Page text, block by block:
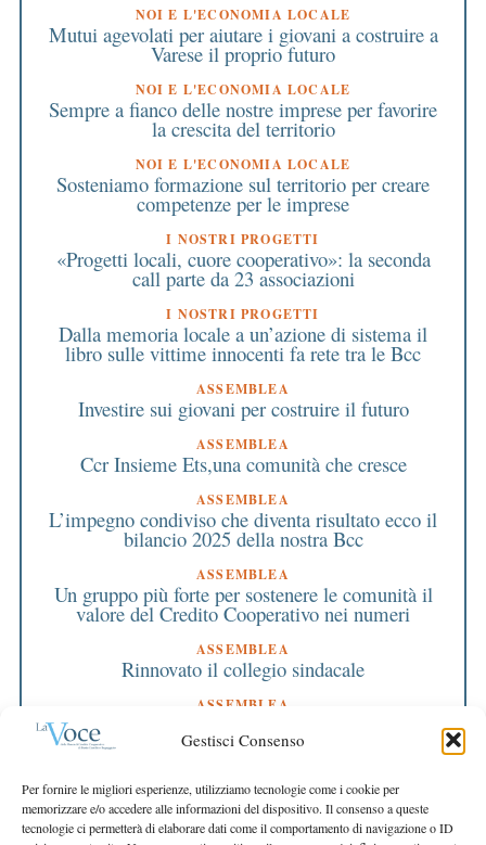
Gestisci Consenso
Per fornire le migliori esperienze, utilizziamo tecnologie come i cookie per
memorizzare e/o accedere alle informazioni del dispositivo. Il consenso a queste
tecnologie ci permetterà di elaborare dati come il comportamento di navigazione o ID
NOI E L'ECONOMIA LOCALE
Mutui agevolati per aiutare i giovani a costruire a
Varese il proprio futuro
NOI E L'ECONOMIA LOCALE
Sempre a fianco delle nostre imprese per favorire
la crescita del territorio
NOI E L'ECONOMIA LOCALE
Sosteniamo formazione sul territorio per creare
competenze per le imprese
I NOSTRI PROGETTI
«Progetti locali, cuore cooperativo»: la seconda
call parte da 23 associazioni
I NOSTRI PROGETTI
Dalla memoria locale a un’azione di sistema il
libro sulle vittime innocenti fa rete tra le Bcc
ASSEMBLEA
Investire sui giovani per costruire il futuro
ASSEMBLEA
Ccr Insieme Ets,una comunità che cresce
ASSEMBLEA
L’impegno condiviso che diventa risultato ecco il
bilancio 2025 della nostra Bcc
ASSEMBLEA
Un gruppo più forte per sostenere le comunità il
valore del Credito Cooperativo nei numeri
ASSEMBLEA
Rinnovato il collegio sindacale
ASSEMBLEA
Bilancio approvato all’unanimità e 2 milioni
destinati al territorio
EDITORIALE DIRETTORE
Crescere restando riconoscibili
EDITORIALE PRESIDENTE